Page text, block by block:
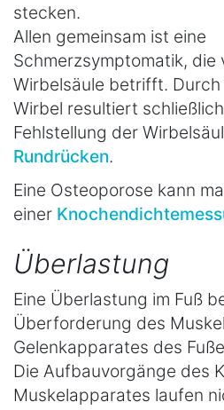
stecken.
Allen gemeinsam ist eine
Schmerzsymptomatik, die
Wirbelsäule betrifft.
Wirbel resultiert
Fehlstellung der
Rundrücken.
Eine Osteoporose kann
einer
Überlastung
Eine Überlastung im Fuß
Überforderung des
Gelenkapparates des
Die Aufbauvorgänge des
Muskelapparates laufen